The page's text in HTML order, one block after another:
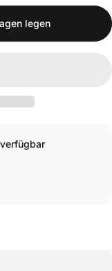
legen